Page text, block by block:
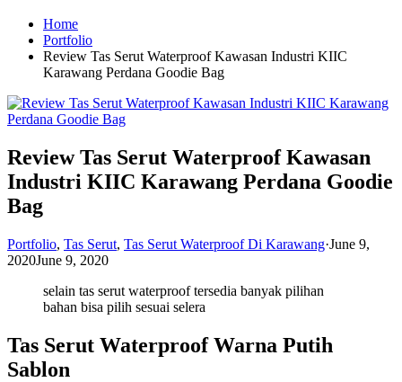
Home
Portfolio
Review Tas Serut Waterproof Kawasan Industri KIIC
Karawang Perdana Goodie Bag
Review Tas Serut Waterproof Kawasan
Industri KIIC Karawang Perdana Goodie
Bag
Portfolio, Tas Serut, Tas Serut Waterproof Di Karawang·June 9,
2020June 9, 2020
selain tas serut waterproof tersedia banyak pilihan
bahan bisa pilih sesuai selera
Tas Serut Waterproof Warna Putih
Sablon